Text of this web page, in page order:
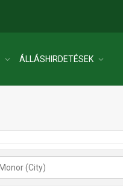
ÁLLÁSHIRDETÉSEK